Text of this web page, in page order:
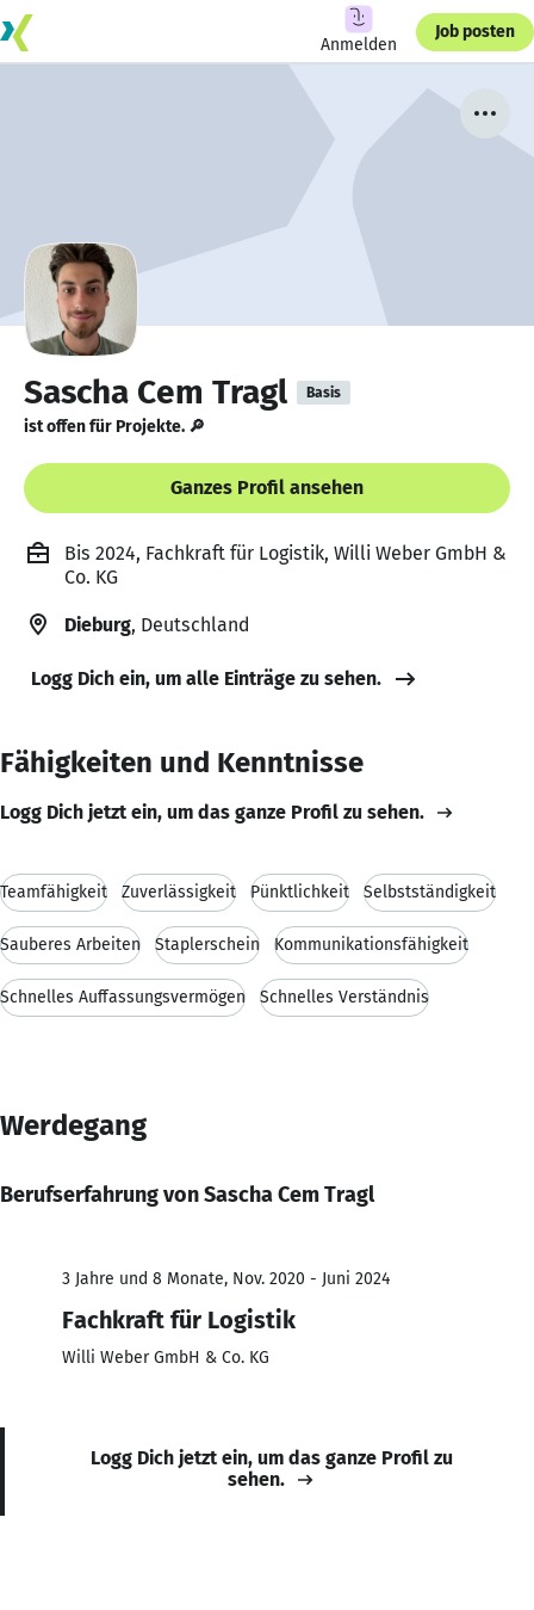
Anmelden
Job posten
Sascha Cem Tragl Basis
ist offen für Projekte. 🔎
Ganzes Profil ansehen
Bis 2024, Fachkraft für Logistik, Willi Weber GmbH &
Co. KG
Dieburg, Deutschland
Logg Dich ein, um alle Einträge zu sehen.
Fähigkeiten und Kenntnisse
Logg Dich jetzt ein, um das ganze Profil zu sehen.
Teamfähigkeit Zuverlässigkeit Pünktlichkeit Selbstständigkeit
Sauberes Arbeiten Staplerschein Kommunikationsfähigkeit
Schnelles Auffassungsvermögen Schnelles Verständnis
Werdegang
Berufserfahrung von Sascha Cem Tragl
3 Jahre und 8 Monate, Nov. 2020 - Juni 2024
Fachkraft für Logistik
Willi Weber GmbH & Co. KG
Logg Dich jetzt ein, um das ganze Profil zu
sehen.